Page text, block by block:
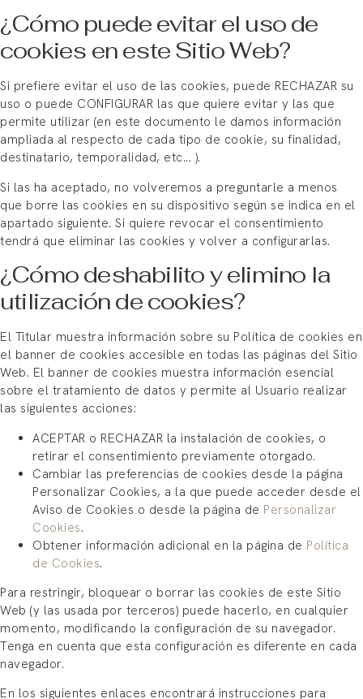
¿Cómo puede evitar el uso de
cookies en este Sitio Web?
Si prefiere evitar el uso de las cookies, puede RECHAZAR su
uso o puede CONFIGURAR las que quiere evitar y las que
permite utilizar (en este documento le damos información
ampliada al respecto de cada tipo de cookie, su finalidad,
destinatario, temporalidad, etc... ).
Si las ha aceptado, no volveremos a preguntarle a menos
que borre las cookies en su dispositivo según se indica en el
apartado siguiente. Si quiere revocar el consentimiento
tendrá que eliminar las cookies y volver a configurarlas.
¿Cómo deshabilito y elimino la
utilización de cookies?
El Titular muestra información sobre su Política de cookies en
el banner de cookies accesible en todas las páginas del Sitio
Web. El banner de cookies muestra información esencial
sobre el tratamiento de datos y permite al Usuario realizar
las siguientes acciones:
ACEPTAR o RECHAZAR la instalación de cookies, o
retirar el consentimiento previamente otorgado.
Cambiar las preferencias de cookies desde la página
Personalizar Cookies, a la que puede acceder desde el
Aviso de Cookies o desde la página de Personalizar
Cookies.
Obtener información adicional en la página de Política
de Cookies.
Para restringir, bloquear o borrar las cookies de este Sitio
Web (y las usada por terceros) puede hacerlo, en cualquier
momento, modificando la configuración de su navegador.
Tenga en cuenta que esta configuración es diferente en cada
navegador.
En los siguientes enlaces encontrará instrucciones para